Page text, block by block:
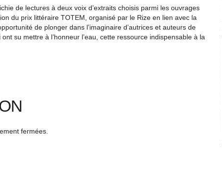
de lectures à deux voix d’extraits choisis parmi les ouvrages
du prix littéraire TOTEM, organisé par le Rize en lien avec la
de plonger dans l’imaginaire d’autrices et auteurs de
su mettre à l’honneur l’eau, cette ressource indispensable à la
fermées.